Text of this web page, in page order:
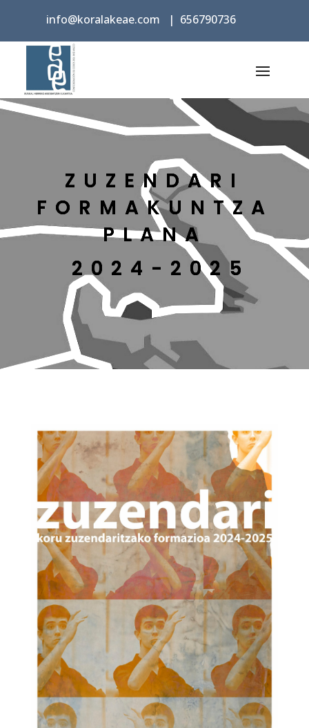
info@koralakeae.com | 656790736
ZUZENDARI
FORMAKUNTZA
PLANA
2024-2025